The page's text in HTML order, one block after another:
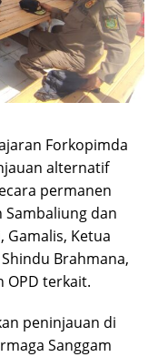
Forkopimda
alternatif
permanen
dan
Gamalis, Ketua
Brahmana,
OPD terkait.
peninjauan di
Sanggam